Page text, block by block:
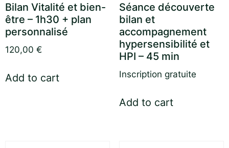
Bilan Vitalité et bien-
être – 1h30 + plan
personnalisé
120,00 €
Add to cart
Séance découverte
bilan et
accompagnement
hypersensibilité et
HPI – 45 min
Inscription gratuite
Add to cart